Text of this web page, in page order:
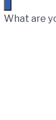
What are